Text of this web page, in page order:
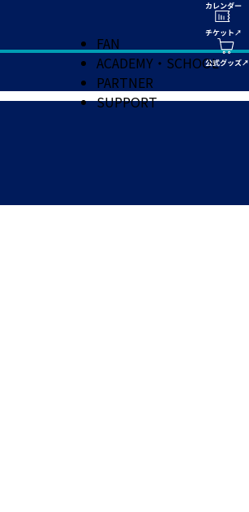
FAN
ACADEMY・SCHOOL
PARTNER
SUPPORT